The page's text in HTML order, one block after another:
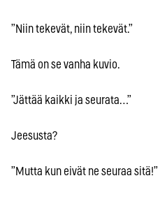
”Niin tekevät, niin tekevät.”
Tämä on se vanha kuvio.
”Jättää kaikki ja seurata…”
Jeesusta?
”Mutta kun eivät ne seuraa sitä!”